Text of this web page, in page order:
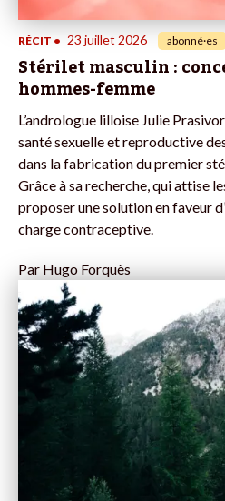
RÉCIT • 23 juillet 2026 abonné·es
Stérilet masculin :
hommes-femme
L’andrologue lilloise Julie
santé sexuelle et reproductive
dans la fabrication du premier
Grâce à sa recherche, qui attise
proposer une solution en faveur
charge contraceptive.
Par Hugo Forquès